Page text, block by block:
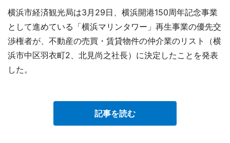
横浜市経済観光局は3月29日、横浜開港150周年記念事業
として進めている「横浜マリンタワー」再生事業の優先交
渉権者が、不動産の売買・賃貸物件の仲介業のリスト（横
浜市中区羽衣町2、北見尚之社長）に決定したことを発表
した。
記事を読む